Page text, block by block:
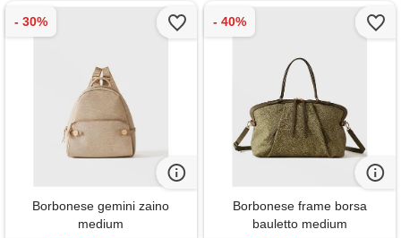
Borbonese gemini zaino
medium
Borbonese frame borsa
bauletto medium